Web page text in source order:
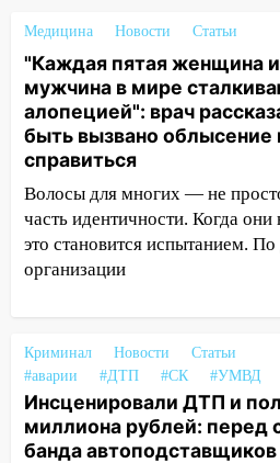
11:25
В Ульяновске ИИ
нарушителей на
площадках
11:20 Ульяновская
Валерия Клейменова
золота в составе
11:16 В Ульяновске
доску декабристу
10:40 В Ульяновске
нашли потерявшегося
10:26
На нескольких
временно отключили
10:14 В Ульяновске
коррупционной схемы
Медицина Новости Статьи
"Каждая пятая женщина
мужчина в мире
алопецией": врач
быть вызвано облысение
справиться
Волосы для многих — не
часть идентичности. Когда
это становится испытанием.
организации
Криминал Новости
Статьи
#аварии
#ДТП #СК #УМВД
Инсценировали ДТП и
миллиона рублей: перед
банда автоподставщиков